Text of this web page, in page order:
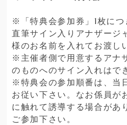
※「特典会参加券」1枚につ
直筆サイン⼊りアナザージ
様のお名前を⼊れてお渡し
※主催者側で用意するアナ
のものへのサイン入れはで
※特典会の参加順番は、当
お従い下さい。なお係員が
に触れて誘導する場合があ
ご参加下さい。